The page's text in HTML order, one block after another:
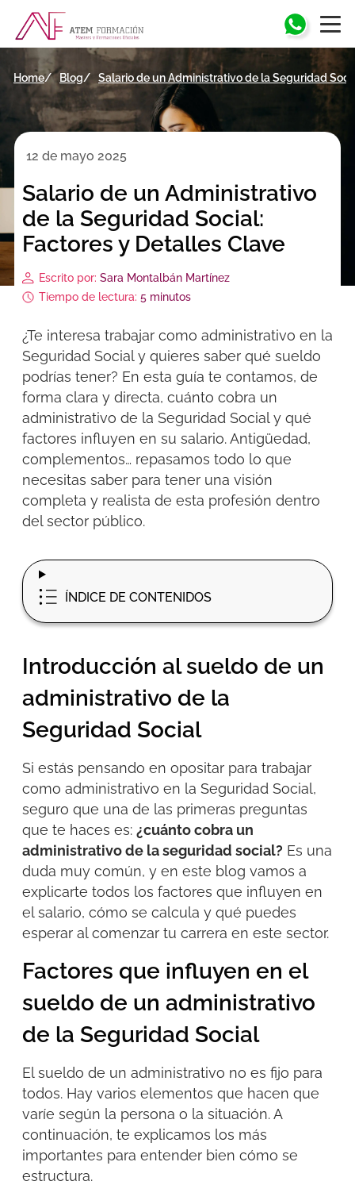
Home Blog Salario de un Administrativo de la Seguridad
12 de mayo 2025
Salario de un Administrativo
de la Seguridad Social:
Factores y Detalles Clave
Escrito por: Sara Montalbán Martínez
Tiempo de lectura: 5 minutos
¿Te interesa trabajar como administrativo en la
Seguridad Social y quieres saber qué sueldo
podrías tener? En esta guía te contamos, de
forma clara y directa, cuánto cobra un
administrativo de la Seguridad Social y qué
factores influyen en su salario. Antigüedad,
complementos… repasamos todo lo que
necesitas saber para tener una visión
completa y realista de esta profesión dentro
del sector público.
ÍNDICE DE CONTENIDOS
Introducción al sueldo de un
administrativo de la
Seguridad Social
Si estás pensando en opositar para trabajar
como administrativo en la Seguridad Social,
seguro que una de las primeras preguntas
que te haces es: ¿cuántocobra un
administrativo de la seguridad social? Es una
duda muy común, y en este blog vamos a
explicarte todos los factores que influyen en
el salario, cómo se calcula y qué puedes
esperar al comenzar tu carrera en este sector.
Factores que influyen en el
sueldo de un administrativo
de la Seguridad Social
El sueldo de un administrativo no es fijo para
todos. Hay varios elementos que hacen que
varíe según la persona o la situación. A
continuación, te explicamos los más
importantes para entender bien cómo se
estructura.